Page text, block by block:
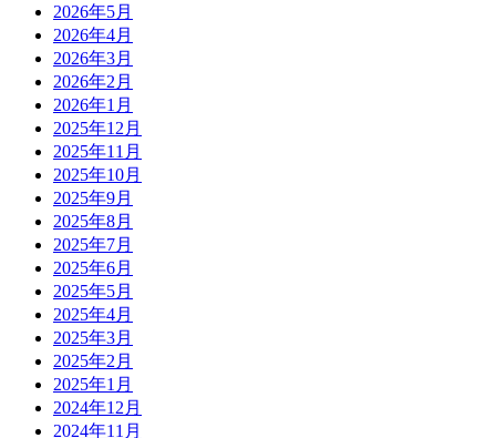
2026年5月
2026年4月
2026年3月
2026年2月
2026年1月
2025年12月
2025年11月
2025年10月
2025年9月
2025年8月
2025年7月
2025年6月
2025年5月
2025年4月
2025年3月
2025年2月
2025年1月
2024年12月
2024年11月